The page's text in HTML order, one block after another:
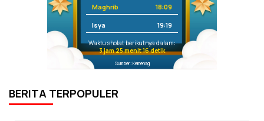
Maghrib 18:09
Isya 19:19
Waktu sholat berikutnya dalam:
3 jam 25 menit 16 detik
Sumber: Kemenag
BERITA TERPOPULER